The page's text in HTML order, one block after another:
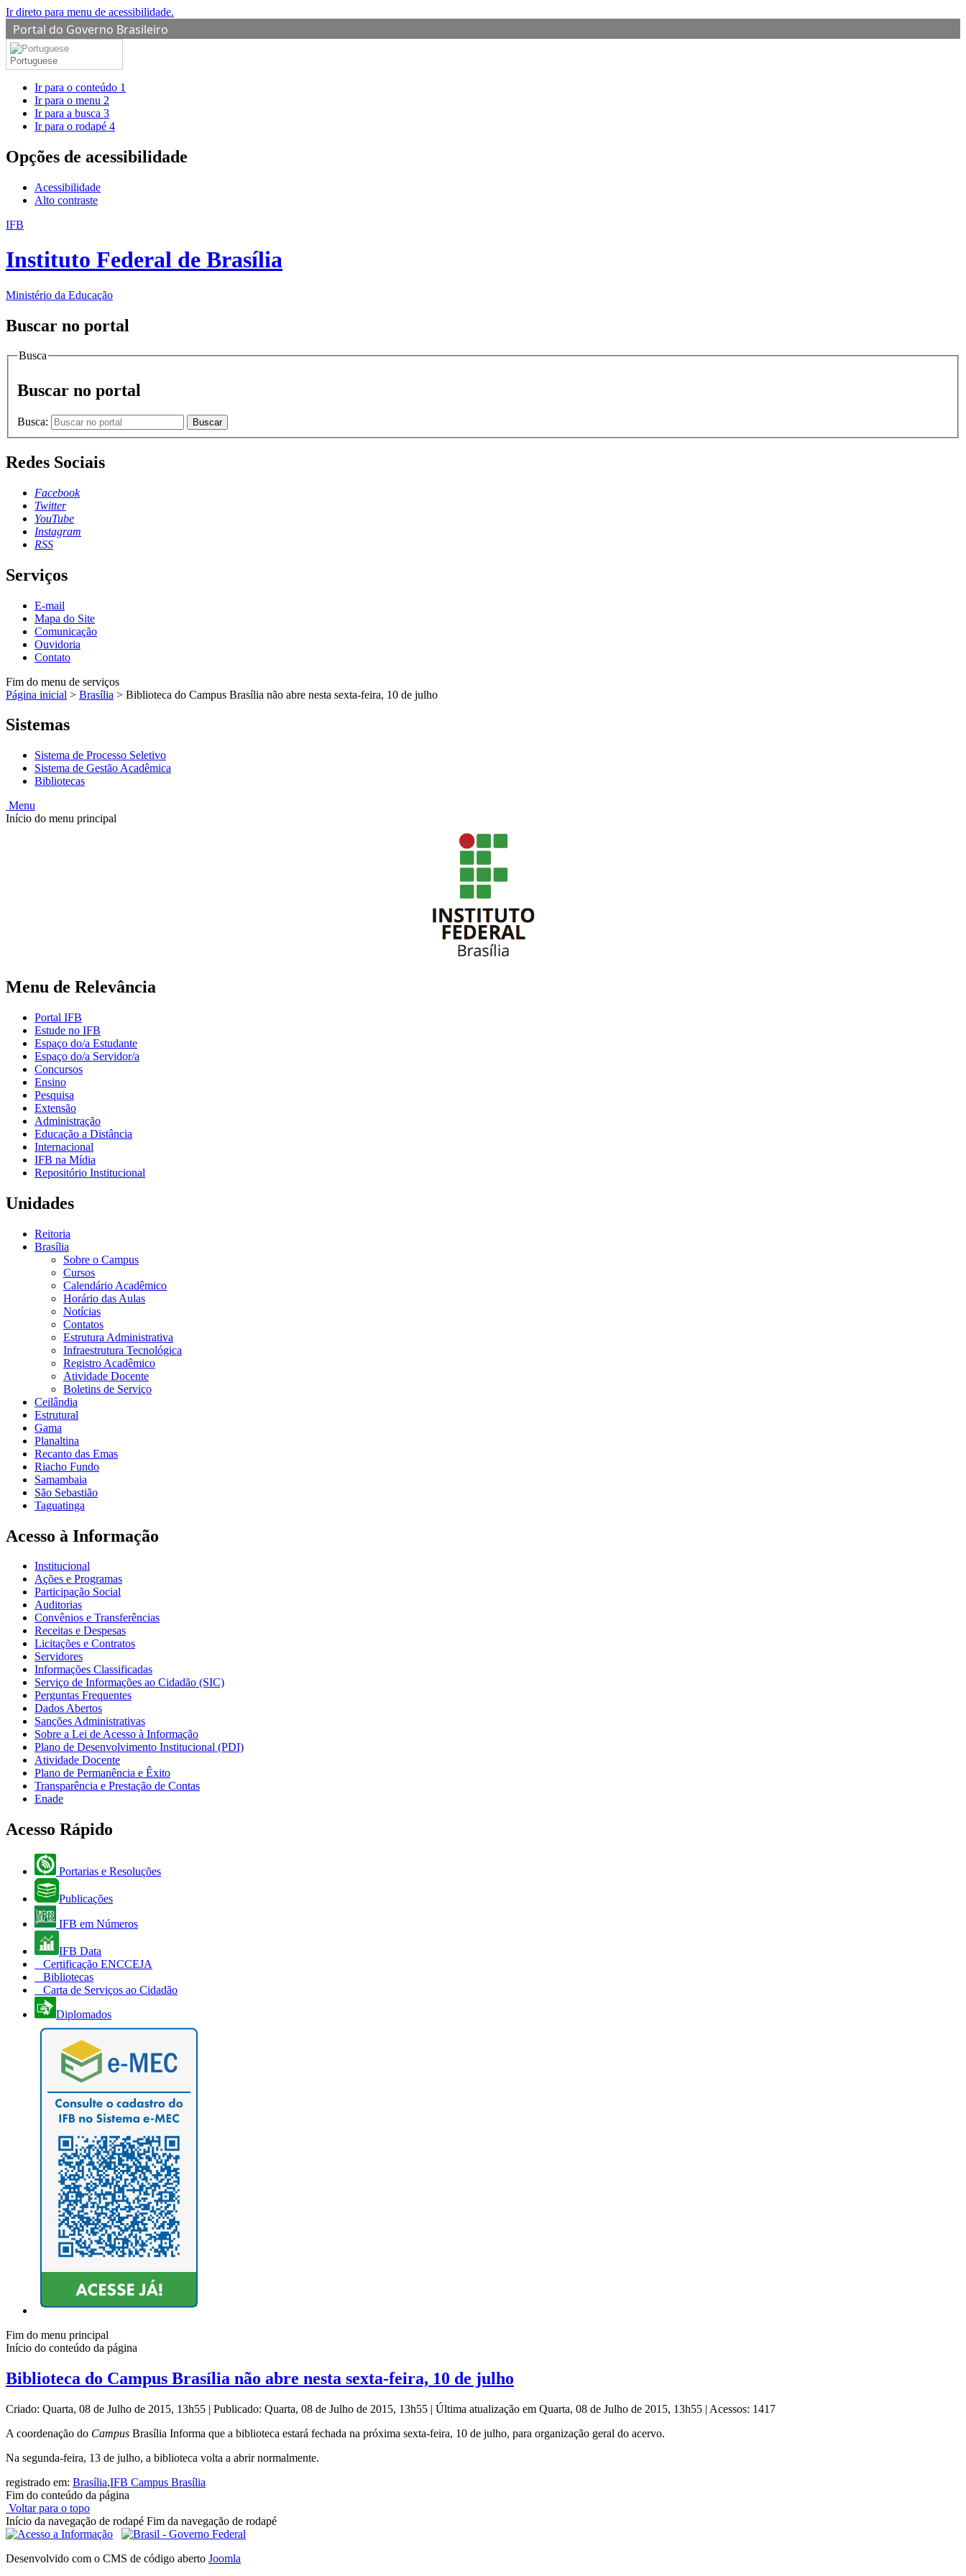
Ir direto para menu de acessibilidade.
Portal do Governo Brasileiro
Portuguese
Ir para o conteúdo 1
Ir para o menu 2
Ir para a busca 3
Ir para o rodapé 4
Opções de acessibilidade
Acessibilidade
Alto contraste
IFB
Instituto Federal de Brasília
Ministério da Educação
Buscar no portal
Busca
Buscar no portal
Busca: Buscar
Redes Sociais
Facebook
Twitter
YouTube
Instagram
RSS
Serviços
E-mail
Mapa do Site
Comunicação
Ouvidoria
Contato
Fim do menu de serviços
Página inicial > Brasília > Biblioteca do Campus Brasília não abre nesta sexta-feira, 10 de julho
Sistemas
Sistema de Processo Seletivo
Sistema de Gestão Acadêmica
Bibliotecas
Menu
Início do menu principal
Menu de Relevância
Portal IFB
Estude no IFB
Espaço do/a Estudante
Espaço do/a Servidor/a
Concursos
Ensino
Pesquisa
Extensão
Administração
Educação a Distância
Internacional
IFB na Mídia
Repositório Institucional
Unidades
Reitoria
Brasília
Sobre o Campus
Cursos
Calendário Acadêmico
Horário das Aulas
Notícias
Contatos
Estrutura Administrativa
Infraestrutura Tecnológica
Registro Acadêmico
Atividade Docente
Boletins de Serviço
Ceilândia
Estrutural
Gama
Planaltina
Recanto das Emas
Riacho Fundo
Samambaia
São Sebastião
Taguatinga
Acesso à Informação
Institucional
Ações e Programas
Participação Social
Auditorias
Convênios e Transferências
Receitas e Despesas
Licitações e Contratos
Servidores
Informações Classificadas
Serviço de Informações ao Cidadão (SIC)
Perguntas Frequentes
Dados Abertos
Sanções Administrativas
Sobre a Lei de Acesso à Informação
Plano de Desenvolvimento Institucional (PDI)
Atividade Docente
Plano de Permanência e Êxito
Transparência e Prestação de Contas
Enade
Acesso Rápido
Portarias e Resoluções
Publicações
IFB em Números
IFB Data
Certificação ENCCEJA
Bibliotecas
Carta de Serviços ao Cidadão
Diplomados
Fim do menu principal
Início do conteúdo da página
Biblioteca do Campus Brasília não abre nesta sexta-feira, 10 de julho
Criado: Quarta, 08 de Julho de 2015, 13h55 | Publicado: Quarta, 08 de Julho de 2015, 13h55 | Última atualização em Quarta, 08 de Julho de 2015, 13h55 | Acessos: 1417
A coordenação do Campus Brasília Informa que a biblioteca estará fechada na próxima sexta-feira, 10 de julho, para organização geral do acervo.
Na segunda-feira, 13 de julho, a biblioteca volta a abrir normalmente.
registrado em: Brasília,IFB Campus Brasília
Fim do conteúdo da página
Voltar para o topo
Início da navegação de rodapé Fim da navegação de rodapé
Desenvolvido com o CMS de código aberto Joomla